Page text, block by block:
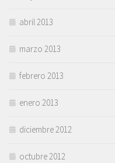
abril 2013
marzo 2013
febrero 2013
enero 2013
diciembre 2012
octubre 2012